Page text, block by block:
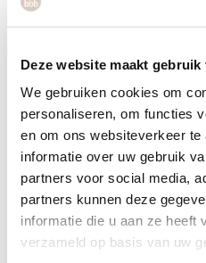
Deze website maakt gebruik
We gebruiken cookies om
personaliseren, om functies
en om ons websiteverkeer
informatie over uw gebruik
partners voor social media,
partners kunnen deze
informatie die u aan ze heeft
verzameld op basis van uw
minder koolhydraten
meal preppen
het grootste voordeel van
tijd
meditatie